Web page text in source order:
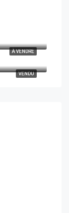
À VENDRE
VENDU